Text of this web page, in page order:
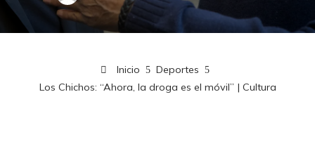
Inicio
Deportes
Los Chichos: “Ahora, la droga es el móvil” | Cultura